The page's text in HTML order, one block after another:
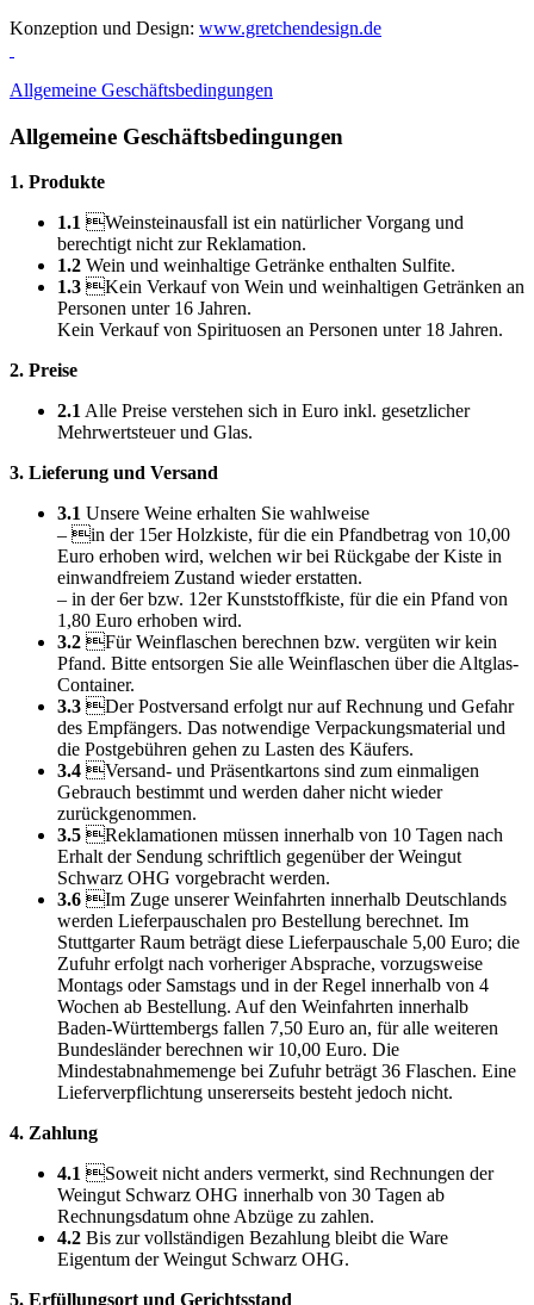
Konzeption und Design: www.gretchendesign.de
Allgemeine Geschäftsbedingungen
Allgemeine Geschäftsbedingungen
1. Produkte
1.1 Weinsteinausfall ist ein natürlicher Vorgang und
berechtigt nicht zur Reklamation.
1.2 Wein und weinhaltige Getränke enthalten Sulfite.
1.3 Kein Verkauf von Wein und weinhaltigen Getränken an
Personen unter 16 Jahren.
Kein Verkauf von Spirituosen an Personen unter 18 Jahren.
2. Preise
2.1Alle Preise verstehen sich in Euro inkl. gesetzlicher
Mehrwertsteuer und Glas.
3. Lieferung und Versand
3.1 Unsere Weine erhalten Sie wahlweise
– in der 15er Holzkiste, für die ein Pfandbetrag von 10,00
Euro erhoben wird, welchen wir bei Rückgabe der Kiste in
einwandfreiem Zustand wieder erstatten.
– in der 6er bzw. 12er Kunststoffkiste, für die ein Pfand von
1,80 Euro erhoben wird.
3.2 Für Weinflaschen berechnen bzw. vergüten wir kein
Pfand. Bitte entsorgen Sie alle Weinflaschen über die Altglas-
Container.
3.3 Der Postversand erfolgt nur auf Rechnung und Gefahr
des Empfängers. Das notwendige Verpackungsmaterial und
die Postgebühren gehen zu Lasten des Käufers.
3.4 Versand- und Präsentkartons sind zum einmaligen
Gebrauch bestimmt und werden daher nicht wieder
zurückgenommen.
3.5 Reklamationen müssen innerhalb von 10 Tagen nach
Erhalt der Sendung schriftlich gegenüber der Weingut
Schwarz OHG vorgebracht werden.
3.6 Im Zuge unserer Weinfahrten innerhalb Deutschlands
werden Lieferpauschalen pro Bestellung berechnet. Im
Stuttgarter Raum beträgt diese Lieferpauschale 5,00 Euro; die
Zufuhr erfolgt nach vorheriger Absprache, vorzugsweise
Montags oder Samstags und in der Regel innerhalb von 4
Wochen ab Bestellung. Auf den Weinfahrten innerhalb
Baden-Württembergs fallen 7,50 Euro an, für alle weiteren
Bundesländer berechnen wir 10,00 Euro. Die
Mindestabnahmemenge bei Zufuhr beträgt 36 Flaschen. Eine
Lieferverpflichtung unsererseits besteht jedoch nicht.
4. Zahlung
4.1 Soweit nicht anders vermerkt, sind Rechnungen der
Weingut Schwarz OHG innerhalb von 30 Tagen ab
Rechnungsdatum ohne Abzüge zu zahlen.
4.2 Bis zur vollständigen Bezahlung bleibt die Ware
Eigentum der Weingut Schwarz OHG.
5. Erfüllungsort und Gerichtsstand